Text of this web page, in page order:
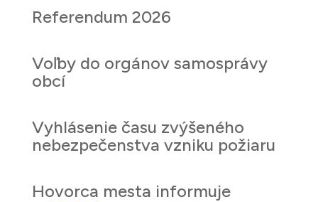
Referendum 2026
Voľby do orgánov samosprávy
obcí
Vyhlásenie času zvýšeného
nebezpečenstva vzniku požiaru
Hovorca mesta informuje